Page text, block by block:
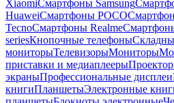
XiaomiСмартфоны Samsung
HuaweiСмартфоны POCO
TecnoСмартфоны Realme
seriesКнопочные телефоны
мониторыТелевизорыМониторы
приставки и медиаплееры
экраныПрофессиональные дисплеи
книгиПланшетыЭлектронные